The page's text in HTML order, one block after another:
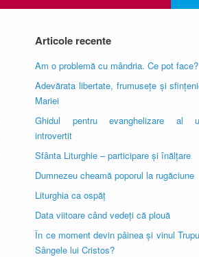
Articole recente
Am o problemă cu mândria. Ce pot face?
Adevărata libertate, frumusețe și
Mariei
Ghidul pentru evanghelizare al
introvertit
Sfânta Liturghie – participare și înălțare
Dumnezeu cheamă poporul la rugăciune
Liturghia ca ospăț
Data viitoare când vedeți că plouă
În ce moment devin pâinea și vinul
Sângele lui Cristos?